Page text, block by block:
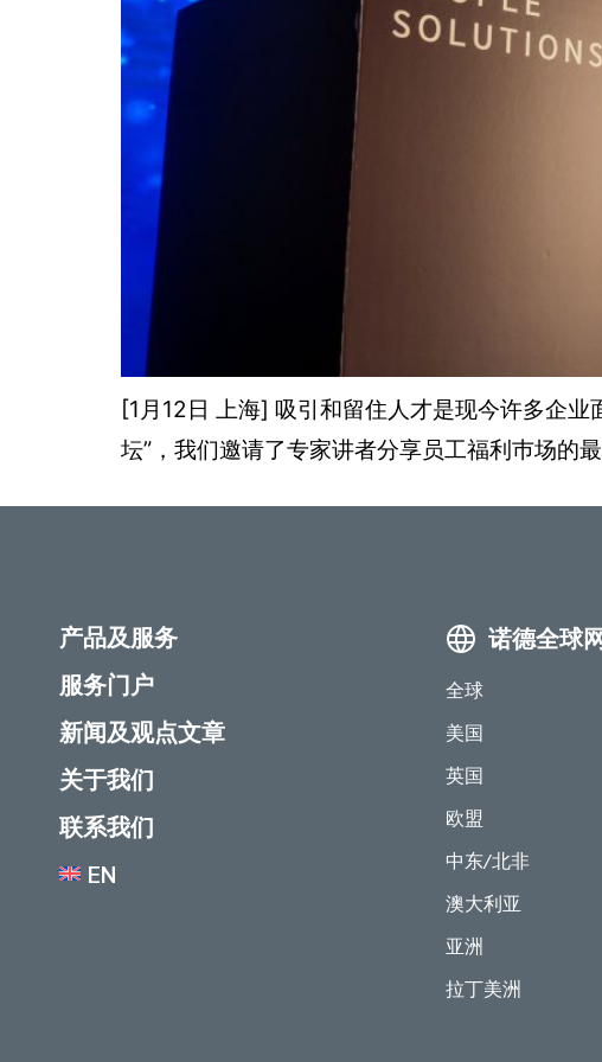
[1月12日 上海] 吸引和留住人才是现今许多企
坛”，我们邀请了专家讲者分享员工福利巿场的
产品及服务
服务门户
新闻及观点文章
关于我们
联系我们
EN
诺德全球
全球
美国
英国
欧盟
中东/北非
澳大利亚
亚洲
拉丁美洲